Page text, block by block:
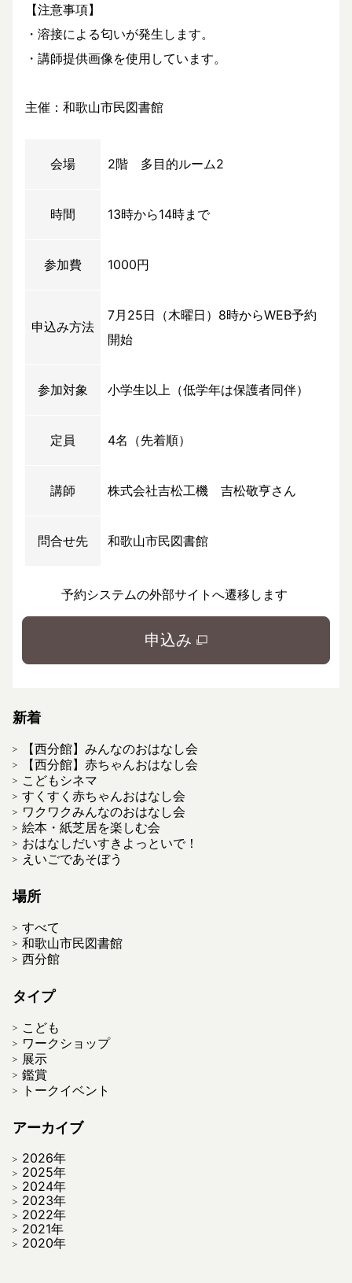
【注意事項】
・溶接による匂いが発生します。
・講師提供画像を使用しています。
主催：和歌山市民図書館
会場 2階 多目的ルーム2
時間 13時から14時まで
参加費 1000円
申込み方法
7月25日（木曜日）8時からWEB予約
開始
参加対象 小学生以上（低学年は保護者同伴）
定員 4名（先着順）
講師 株式会社吉松工機 吉松敬亨さん
問合せ先 和歌山市民図書館
予約システムの外部サイトへ遷移します
申込み
新着
【西分館】みんなのおはなし会
【西分館】赤ちゃんおはなし会
こどもシネマ
すくすく赤ちゃんおはなし会
ワクワクみんなのおはなし会
絵本・紙芝居を楽しむ会
おはなしだいすきよっといで！
えいごであそぼう
場所
すべて
和歌山市民図書館
西分館
タイプ
こども
ワークショップ
展示
鑑賞
トークイベント
アーカイブ
2026年
2025年
2024年
2023年
2022年
2021年
2020年